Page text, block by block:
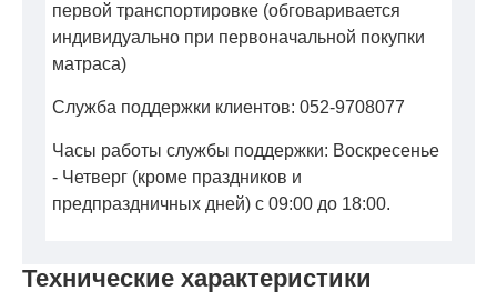
Технические характеристики
первой транспортировке (обговаривается
индивидуально при первоначальной покупки
матраса)
Служба поддержки клиентов: 052-9708077
Часы работы службы поддержки: Воскресенье
- Четверг (кроме праздников и
предпраздничных дней) с 09:00 до 18:00.